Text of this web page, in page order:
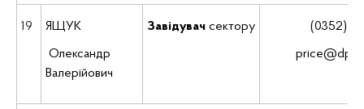
19 ЯЩУК
Олександр
Валерійович
Завідувач сектору (0352)